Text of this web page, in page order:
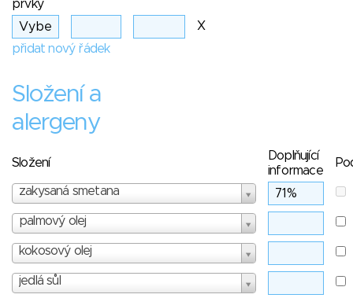
prvky
X
přidat nový řádek
Složení a
alergeny
Složení
Doplňující
informace
zakysaná smetana
palmový olej
kokosový olej
jedlá sůl